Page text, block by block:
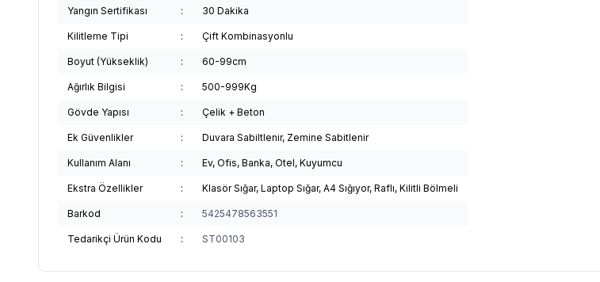
Yangın Sertifikası : 30 Dakika
Kilitleme Tipi : Çift Kombinasyonlu
Boyut (Yükseklik) : 60-99cm
Ağırlık Bilgisi : 500-999Kg
Gövde Yapısı : Çelik + Beton
Ek Güvenlikler : Duvara Sabiltlenir, Zemine Sabitlenir
Kullanım Alanı : Ev, Ofis, Banka, Otel, Kuyumcu
Ekstra Özellikler : Klasör Sığar, Laptop Sığar, A4 Sığıyor, Raflı, Kilitli Bölmeli
Barkod : 5425478563551
Tedarikçi Ürün Kodu : ST00103